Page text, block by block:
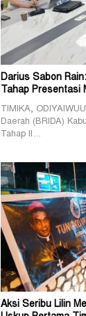
Darius Sabon
Tahap Presentasi
TIMIKA,
Daerah (BRIDA)
Tahap II…
Aksi Seribu Lilin